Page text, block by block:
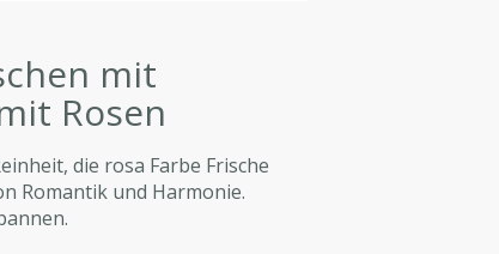
mit
Rosen
die rosa Farbe Frische
Romantik und Harmonie.